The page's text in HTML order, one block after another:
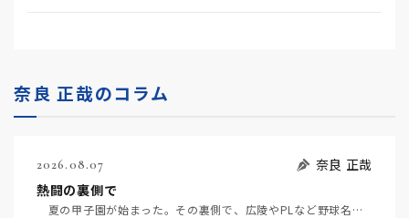
奈良 正哉のコラム
2026.08.07
奈良 正哉
熱闘の裏側で
夏の甲子園が始まった。その裏側で、広陵やPLなど野球名門校（だった）の不祥事のその後について、「熱…